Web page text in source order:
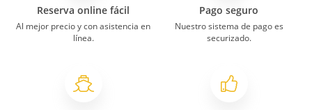
Reserva online fácil
Al mejor precio y con asistencia en
línea.
Pago seguro
Nuestro sistema de pago es
securizado.